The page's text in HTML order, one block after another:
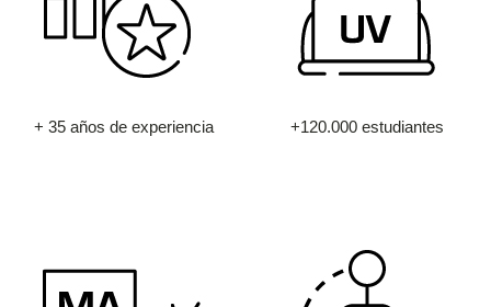
+ 35 años de experiencia +120.000 estudiantes